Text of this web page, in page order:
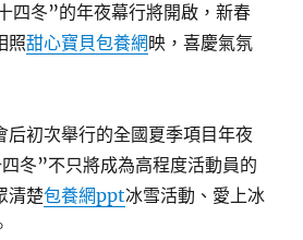
四冬”的年夜幕行將開啟，新春
照甜心寶貝包養網映，喜慶氣氛
后初次舉行的全國夏季項目年夜
冬”不只將成為高程度活動員的
清楚包養網ppt冰雪活動、愛上冰